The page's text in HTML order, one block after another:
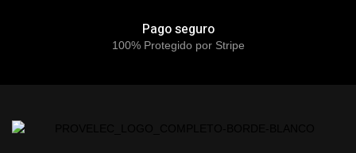
Pago seguro
100% Protegido por Stripe